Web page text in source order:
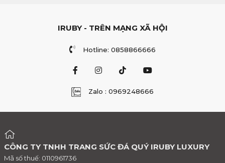
IRUBY - TRÊN MẠNG XÃ HỘI
Hotline: 0858866666
Zalo : 0969248666
CÔNG TY TNHH TRANG SỨC ĐÁ QUÝ IRUBY LUXURY
Mã số thuế: 0110961736